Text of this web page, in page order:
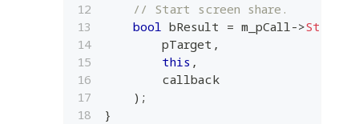
// Start screen share.
bool bResult = m_pCall->
        pTarget
,
this ,
        callback
) ;
}